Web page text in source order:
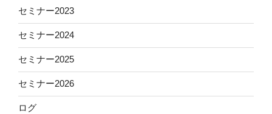
セミナー2023
セミナー2024
セミナー2025
セミナー2026
ログ